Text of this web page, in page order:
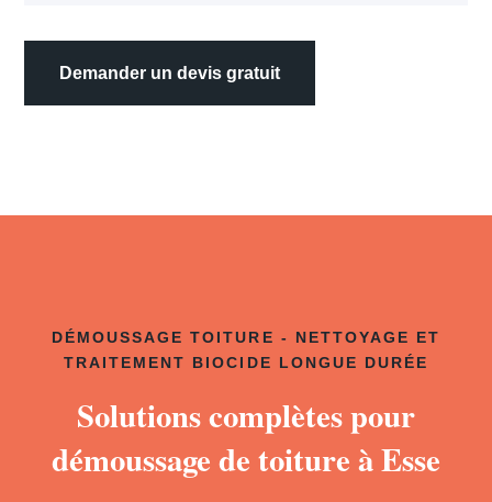
Demander un devis gratuit
DÉMOUSSAGE TOITURE - NETTOYAGE ET
TRAITEMENT BIOCIDE LONGUE DURÉE
Solutions complètes pour
démoussage de toiture à Esse